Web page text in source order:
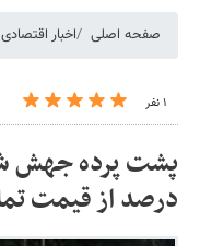
صفحه اصلی اخبار اقتصادی
۱ نفر
پشت پرده جهش
درصد از قیمت